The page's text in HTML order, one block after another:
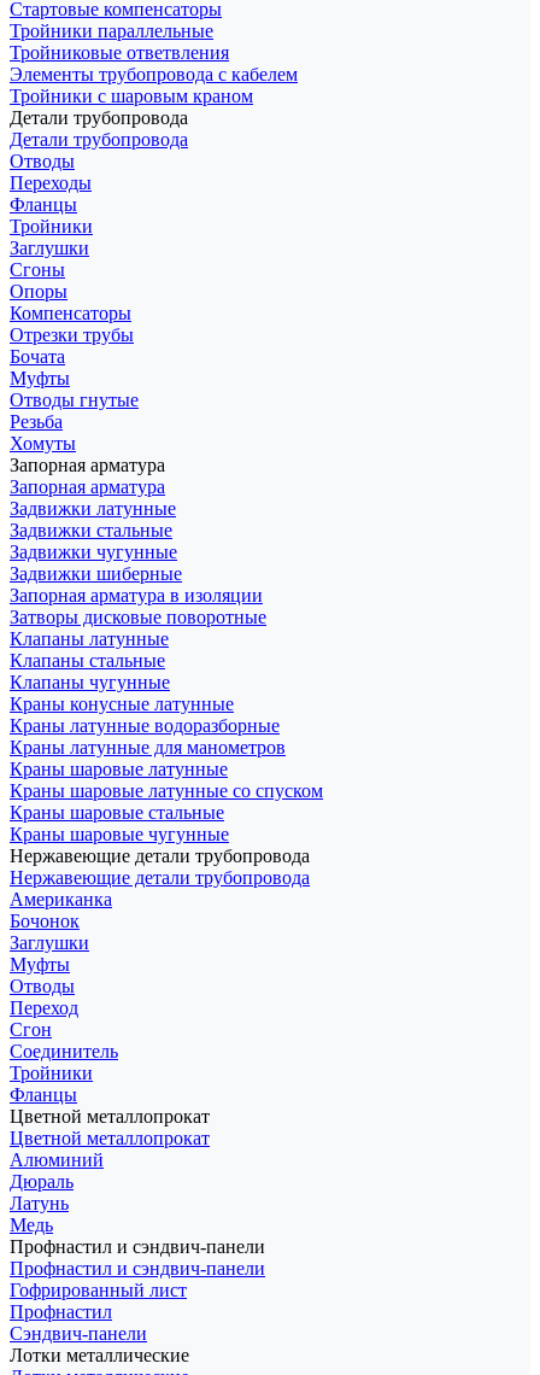
Стартовые компенсаторы
Тройники параллельные
Тройниковые ответвления
Элементы трубопровода с кабелем
Тройники с шаровым краном
Детали трубопровода
Детали трубопровода
Отводы
Переходы
Фланцы
Тройники
Заглушки
Сгоны
Опоры
Компенсаторы
Отрезки трубы
Бочата
Муфты
Отводы гнутые
Резьба
Хомуты
Запорная арматура
Запорная арматура
Задвижки латунные
Задвижки стальные
Задвижки чугунные
Задвижки шиберные
Запорная арматура в изоляции
Затворы дисковые поворотные
Клапаны латунные
Клапаны стальные
Клапаны чугунные
Краны конусные латунные
Краны латунные водоразборные
Краны латунные для манометров
Краны шаровые латунные
Краны шаровые латунные со спуском
Краны шаровые стальные
Краны шаровые чугунные
Нержавеющие детали трубопровода
Нержавеющие детали трубопровода
Американка
Бочонок
Заглушки
Муфты
Отводы
Переход
Сгон
Соединитель
Тройники
Фланцы
Цветной металлопрокат
Цветной металлопрокат
Алюминий
Дюраль
Латунь
Медь
Профнастил и сэндвич-панели
Профнастил и сэндвич-панели
Гофрированный лист
Профнастил
Сэндвич-панели
Лотки металлические